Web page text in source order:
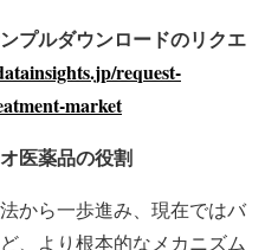
プルダウンロードのリクエ
request-
market
医薬品の役割
から一歩進み、現在ではバ
、より根本的なメカニズム